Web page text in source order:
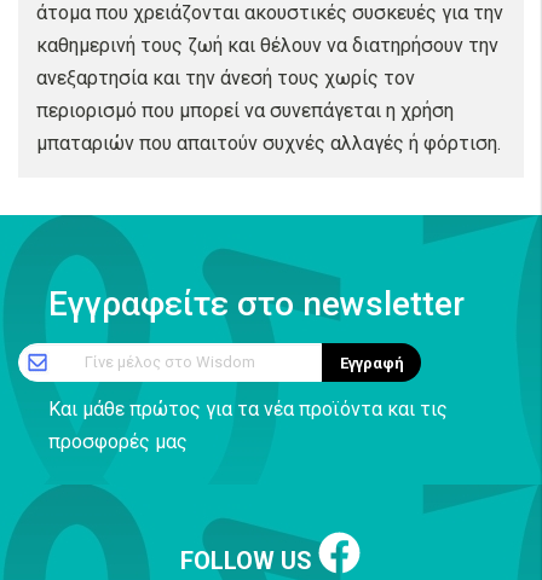
άτομα που χρειάζονται ακουστικές συσκευές για την
καθημερινή τους ζωή και θέλουν να διατηρήσουν την
ανεξαρτησία και την άνεσή τους χωρίς τον
περιορισμό που μπορεί να συνεπάγεται η χρήση
μπαταριών που απαιτούν συχνές αλλαγές ή φόρτιση.
Εγγραφείτε στο newsletter
Γίνε μέλος στο Wisdom Εγγραφή
Και μάθε πρώτος για τα νέα προϊόντα και τις
προσφορές μας
FOLLOW US